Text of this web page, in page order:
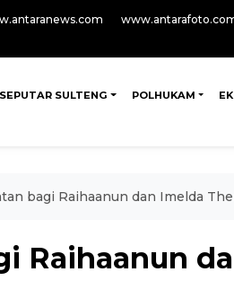
SEPUTAR SULTENG POLHUKAM
bagi Raihaanun dan Imelda
Raihaanun